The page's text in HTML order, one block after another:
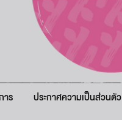
าร ประกาศความเป็นส่วนตัว